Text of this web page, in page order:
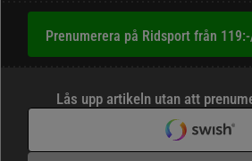
Prenumerera på Ridsport från